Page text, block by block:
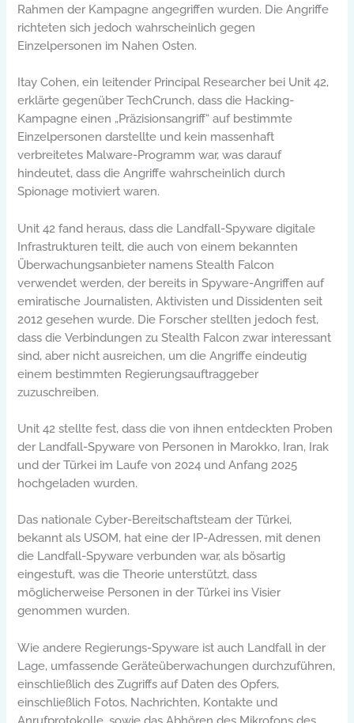
Rahmen der Kampagne angegriffen wurden. Die Angriffe
richteten sich jedoch wahrscheinlich gegen
Einzelpersonen im Nahen Osten.
Itay Cohen, ein leitender Principal Researcher bei Unit 42,
erklärte gegenüber TechCrunch, dass die Hacking-
Kampagne einen „Präzisionsangriff“ auf bestimmte
Einzelpersonen darstellte und kein massenhaft
verbreitetes Malware-Programm war, was darauf
hindeutet, dass die Angriffe wahrscheinlich durch
Spionage motiviert waren.
Unit 42 fand heraus, dass die Landfall-Spyware digitale
Infrastrukturen teilt, die auch von einem bekannten
Überwachungsanbieter namens Stealth Falcon
verwendet werden, der bereits in Spyware-Angriffen auf
emiratische Journalisten, Aktivisten und Dissidenten seit
2012 gesehen wurde. Die Forscher stellten jedoch fest,
dass die Verbindungen zu Stealth Falcon zwar interessant
sind, aber nicht ausreichen, um die Angriffe eindeutig
einem bestimmten Regierungsauftraggeber
zuzuschreiben.
Unit 42 stellte fest, dass die von ihnen entdeckten Proben
der Landfall-Spyware von Personen in Marokko, Iran, Irak
und der Türkei im Laufe von 2024 und Anfang 2025
hochgeladen wurden.
Das nationale Cyber-Bereitschaftsteam der Türkei,
bekannt als USOM, hat eine der IP-Adressen, mit denen
die Landfall-Spyware verbunden war, als bösartig
eingestuft, was die Theorie unterstützt, dass
möglicherweise Personen in der Türkei ins Visier
genommen wurden.
Wie andere Regierungs-Spyware ist auch Landfall in der
Lage, umfassende Geräteüberwachungen durchzuführen,
einschließlich des Zugriffs auf Daten des Opfers,
einschließlich Fotos, Nachrichten, Kontakte und
Anrufprotokolle, sowie das Abhören des Mikrofons des